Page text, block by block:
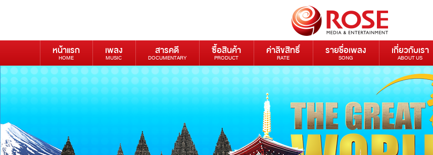
หน้าแรก
HOME
เพลง
MUSIC
สารคดี
DOCUMENTARY
ซื้อสินค้า
PRODUCT
ค่าลิขสิทธิ์
RATE
รายชื่อเพลง
SONG
เกี่ยวกับเรา
ABOUT US